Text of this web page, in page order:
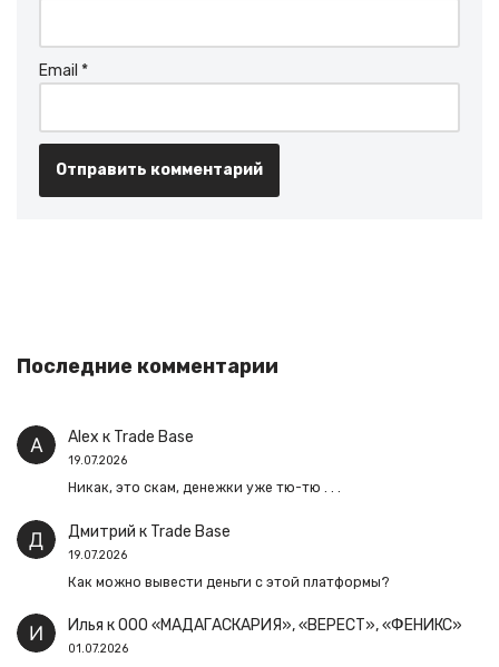
Email *
Последние комментарии
Alex к Trade Base
19.07.2026
Никак, это скам, денежки уже тю-тю . . .
Дмитрий к Trade Base
19.07.2026
Как можно вывести деньги с этой платформы?
Илья кООО «МАДАГАСКАРИЯ», «ВЕРЕСТ», «ФЕНИКС»
01.07.2026